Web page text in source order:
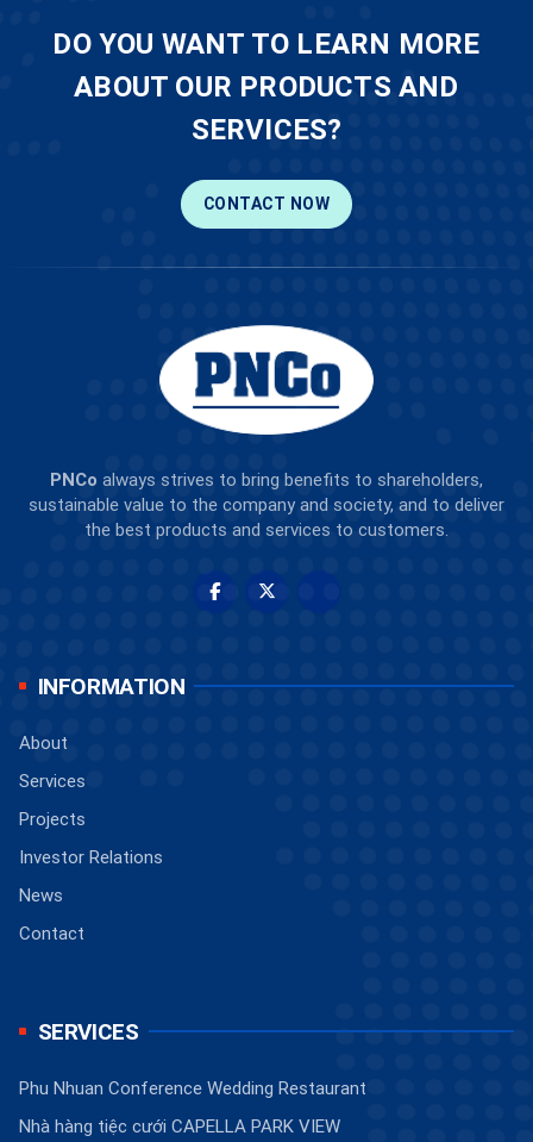
DO YOU WANT TO LEARN MORE
ABOUT OUR PRODUCTS AND
SERVICES?
CONTACT NOW
PNCo always strives to bring benefits to shareholders,
sustainable value to the company and society, and to deliver
the best products and services to customers.
INFORMATION
About
Services
Projects
Investor Relations
News
Contact
SERVICES
Phu Nhuan Conference Wedding Restaurant
Nhà hàng tiệc cưới CAPELLA PARK VIEW